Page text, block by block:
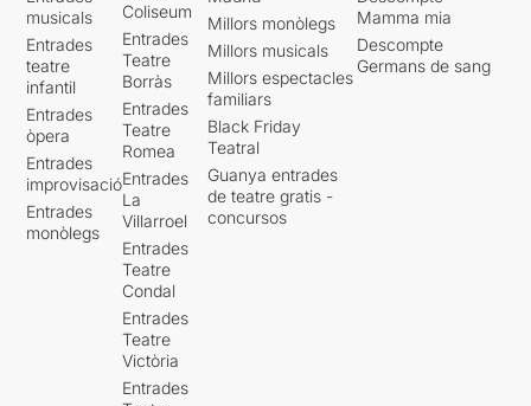
musicals
Entrades
teatre
infantil
Entrades
òpera
Entrades
improvisació
Entrades
monòlegs
Coliseum
Entrades
Teatre
Borràs
Entrades
Teatre
Romea
Entrades
La
Villarroel
Entrades
Teatre
Condal
Entrades
Teatre
Victòria
Entrades
Millors monòlegs
Millors musicals
Millors espectacles
familiars
Black Friday
Teatral
Guanya entrades
de teatre gratis -
concursos
Mamma mia
Descompte
Germans de sang